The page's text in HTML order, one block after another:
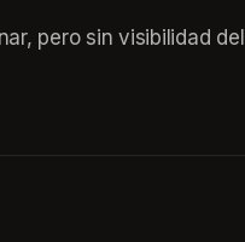
pero sin visibilidad del